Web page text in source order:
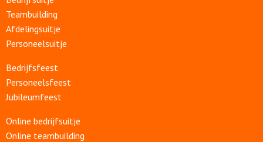
Teambuilding
Afdelingsuitje
Personeelsuitje
Bedrijfsfeest
Personeelsfeest
Jubileumfeest
Online bedrijfsuitje
Online teambuilding